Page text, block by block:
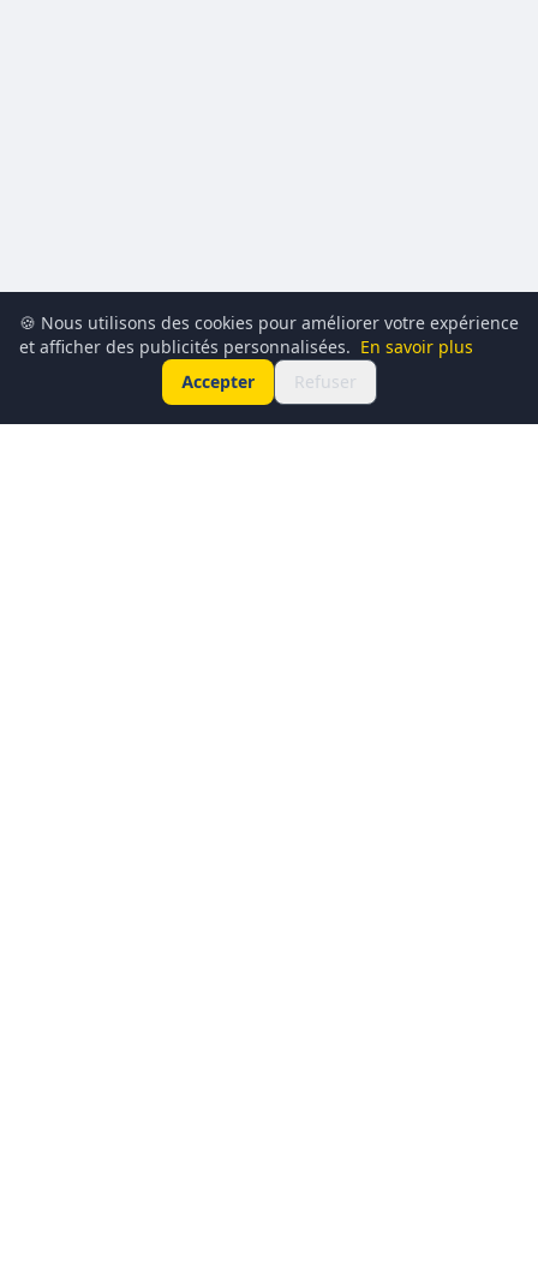
🍪 Nous utilisons des cookies pour améliorer votre expérience
et afficher des publicités personnalisées. En savoir plus
Accepter
Refuser